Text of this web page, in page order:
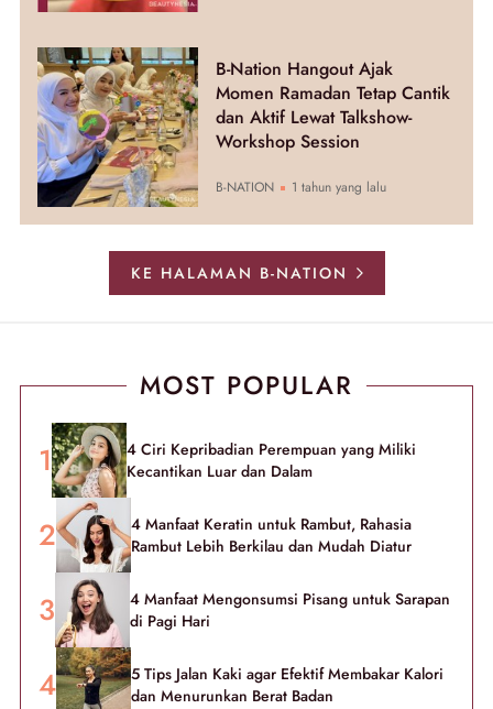
B-Nation Hangout Ajak
Momen Ramadan Tetap Cantik
dan Aktif Lewat Talkshow-
Workshop Session
B-NATION 1 tahun yang lalu
KE HALAMAN B-NATION
MOST POPULAR
4 Ciri Kepribadian Perempuan yang Miliki
Kecantikan Luar dan Dalam
4 Manfaat Keratin untuk Rambut, Rahasia
Rambut Lebih Berkilau dan Mudah Diatur
4 Manfaat Mengonsumsi Pisang untuk Sarapan
di Pagi Hari
5 Tips Jalan Kaki agar Efektif Membakar Kalori
dan Menurunkan Berat Badan